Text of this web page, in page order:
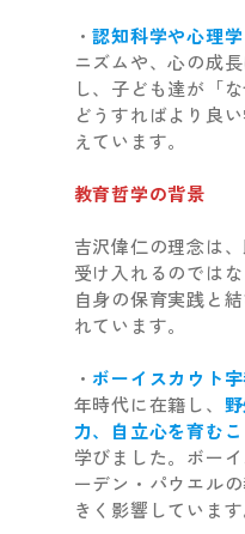
・認知科学や心理学
ニズムや、心の成
し、子ども達が「
どうすればより良
えています。
教育哲学の背景
吉沢偉仁の理念は
受け入れるのでは
自身の保育実践と
れています。
・ボーイスカウト
年時代に在籍し、
力、自立心を育むこ
学びました。ボー
ーデン・パウエル
きく影響しています